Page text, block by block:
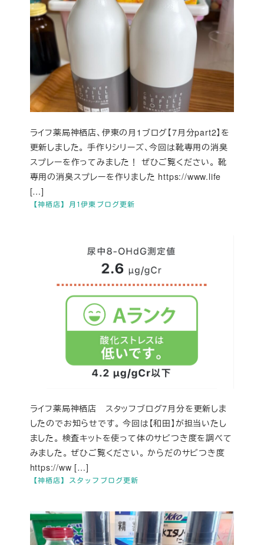
【神栖店】月1伊東ブログ更新
ライフ薬局神栖店、伊東の月1ブログ【7月分part2】を
更新しました。 手作りシリーズ、今回は靴専用の消臭
スプレーを作ってみました！ ぜひご覧ください。 靴
専用の消臭スプレーを作りました https://www.life
[…]
【神栖店】スタッフブログ更新
ライフ薬局神栖店 スタッフブログ7月分を更新しま
したのでお知らせです。 今回は【和田】が担当いたし
ました。 検査キットを使って体のサビつき度を調べて
みました。 ぜひご覧ください。 からだのサビつき度
https://ww […]